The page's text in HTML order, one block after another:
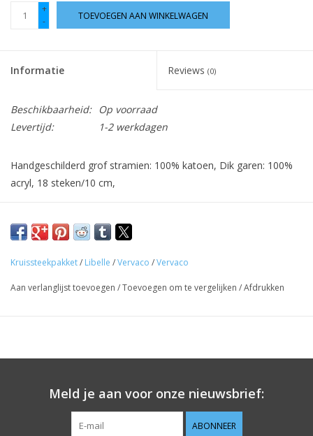
+
-
TOEVOEGEN AAN WINKELWAGEN
Informatie Reviews (0)
Beschikbaarheid:
Op voorraad
Levertijd:
1-2 werkdagen
Handgeschilderd grof stramien: 100% katoen, Dik garen: 100%
acryl, 18 steken/10 cm,
Foto, ca. 40 x 40 cm / 16" x 16",
Leeftijdscategorie: vanaf 6 jaar,
Steken: kruissteek,
Kruissteekpakket/ Libelle /Vervaco /Vervaco
Aan verlanglijst toevoegen /Toevoegen om te vergelijken /Afdrukken
Meld je aan voor onze nieuwsbrief:
ABONNEER